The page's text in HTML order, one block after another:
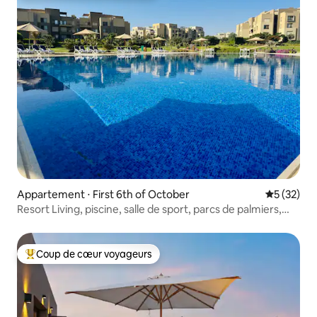
Appartement ⋅ First 6th of October
5 (32)
Resort Living, piscine, salle de sport, parcs de palmiers,
Coups de cœur voyageurs les plus appréciés
Coup de cœur voyageurs